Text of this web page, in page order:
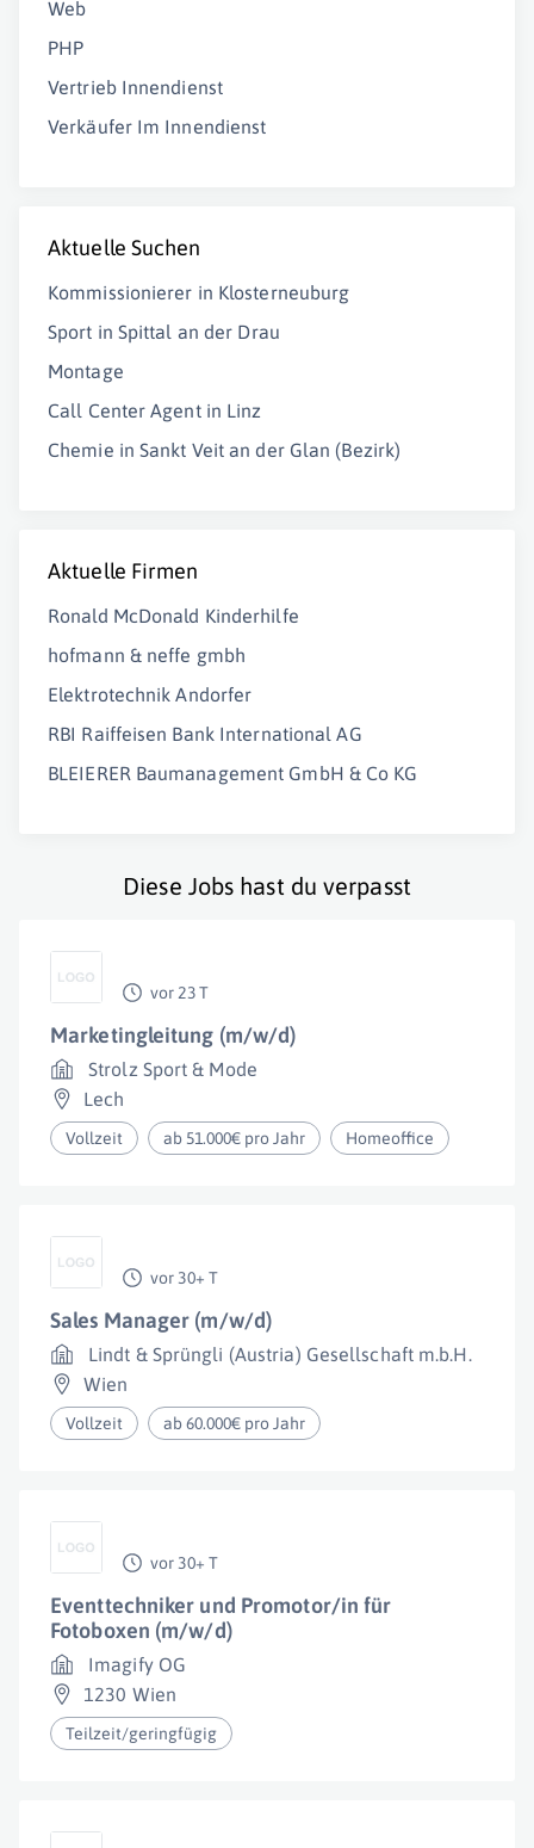
Web
PHP
Vertrieb Innendienst
Verkäufer Im Innendienst
Aktuelle Suchen
Kommissionierer in Klosterneuburg
Sport in Spittal an der Drau
Montage
Call Center Agent in Linz
Chemie in Sankt Veit an der Glan (Bezirk)
Aktuelle Firmen
Ronald McDonald Kinderhilfe
hofmann & neffe gmbh
Elektrotechnik Andorfer
RBI Raiffeisen Bank International AG
BLEIERER Baumanagement GmbH & Co KG
Diese Jobs hast du verpasst
vor 23 T
Marketingleitung (m/w/d)
Strolz Sport & Mode
Lech
Vollzeit ab 51.000€ pro Jahr Homeoffice
vor 30+ T
Sales Manager (m/w/d)
Lindt & Sprüngli (Austria) Gesellschaft m.b.H.
Wien
Vollzeit ab 60.000€ pro Jahr
vor 30+ T
Eventtechniker und Promotor/in für
Fotoboxen (m/w/d)
Imagify OG
1230 Wien
Teilzeit/geringfügig